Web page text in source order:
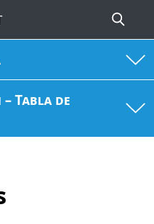
– Tabla de